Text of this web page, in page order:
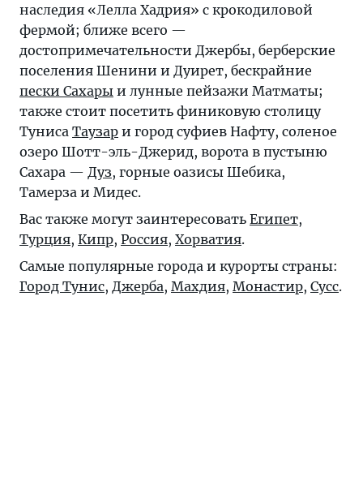
наследия «Лелла Хадрия» с крокодиловой
фермой; ближе всего —
достопримечательности Джербы, берберские
поселения Шенини и Дуирет, бескрайние
пески Сахары и лунные пейзажи Матматы;
также стоит посетить финиковую столицу
Туниса Таузар и город суфиев Нафту, соленое
озеро Шотт-эль-Джерид, ворота в пустыню
Сахара — Дуз, горные оазисы Шебика,
Тамерза и Мидес.
Вас также могут заинтересовать Египет,
Турция, Кипр, Россия, Хорватия.
Самые популярные города и курорты страны:
Город Тунис, Джерба, Махдия, Монастир, Сусс.